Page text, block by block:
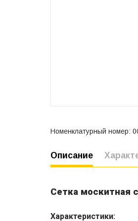
Номенклатурный номер:
Описание
Сетка москитная
Характеристики: